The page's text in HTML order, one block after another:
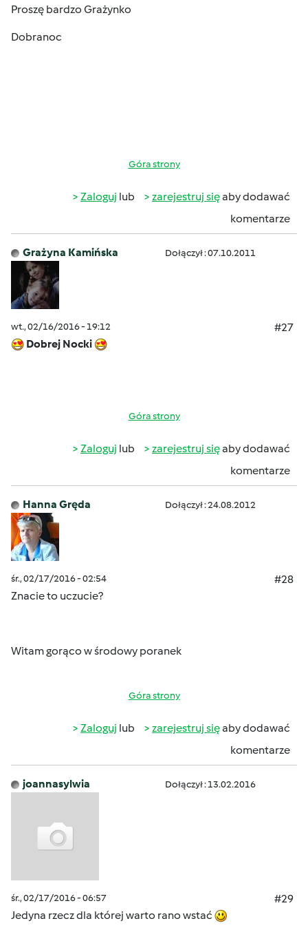
Proszę bardzo Grażynko
Dobranoc
Góra strony
Zaloguj lub zarejestruj sięaby dodawać
komentarze
Grażyna Kamińska Dołączył : 07.10.2011
wt., 02/16/2016 - 19:12
#27
Dobrej Nocki
Góra strony
Zaloguj lub zarejestruj sięaby dodawać
komentarze
Hanna Gręda Dołączył : 24.08.2012
śr., 02/17/2016 - 02:54
#28
Znacie to uczucie?
Witam gorąco w środowy poranek
Góra strony
Zaloguj lub zarejestruj sięaby dodawać
komentarze
joannasylwia Dołączył : 13.02.2016
śr., 02/17/2016 - 06:57
#29
Jedyna rzecz dla której warto rano wstać